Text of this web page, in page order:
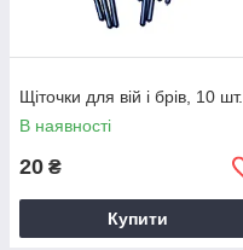
Щіточки для вій і брів, 10 шт.
В наявності
20 ₴
Купити